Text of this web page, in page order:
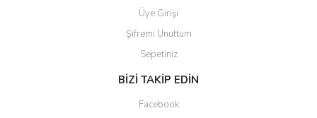
Üye Girişi
Şifremi Unuttum
Sepetiniz
BİZİ TAKİP EDİN
Facebook